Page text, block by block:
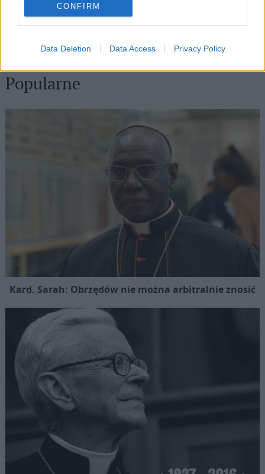
CONFIRM
Data Deletion Data Access Privacy Policy
Paola Kafira o islamie: Nie możemy już dłużej milczeć
Pieszo do Matki Bożej – z Great Meadows do Amerykańskiej
Częstochowy
Popularne
Kard. Sarah: Obrzędów nie można arbitralnie znosić